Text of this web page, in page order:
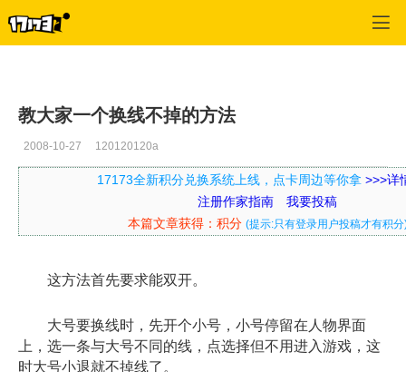
教大家一个换线不掉的方法
2008-10-27 120120120a
17173全新积分兑换系统上线，点卡周边等你拿 >>>详
注册作家指南
我要投稿
本篇文章获得：积分 (提示:只有登录用户投稿才有积分
这方法首先要求能双开。
大号要换线时，先开个小号，小号停留在人物界面
上，选一条与大号不同的线，点选择但不用进入游戏，这
时大号小退就不掉线了。